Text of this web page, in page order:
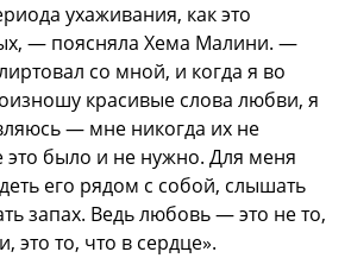
ухаживания, как это
— поясняла Хема Малини. —
со мной, и когда я во
красивые слова любви, я
— мне никогда их не
было и не нужно. Для меня
его рядом с собой, слышать
запах. Ведь любовь — это не то,
это то, что в сердце».